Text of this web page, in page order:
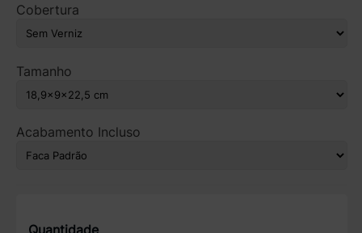
Cobertura
Tamanho
Acabamento Incluso
Quantidade